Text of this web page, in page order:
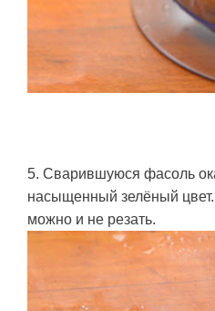
5. Сварившуюся фасоль
насыщенный зелёный
можно и не резать.